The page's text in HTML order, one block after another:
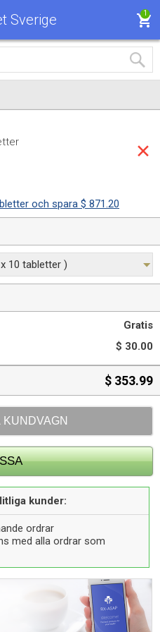
Sverige 1
och spara $ 871.20
10 tabletter )
Gratis
$ 30.00
$ 353.99
kunder:
ordrar
med alla ordrar som